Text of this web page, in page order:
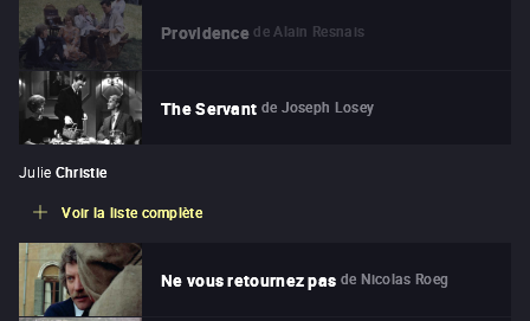
Providence de Alain Resnais
The Servant de Joseph Losey
Julie Christie
Voir la liste complète
Ne vous retournez pas de Nicolas Roeg